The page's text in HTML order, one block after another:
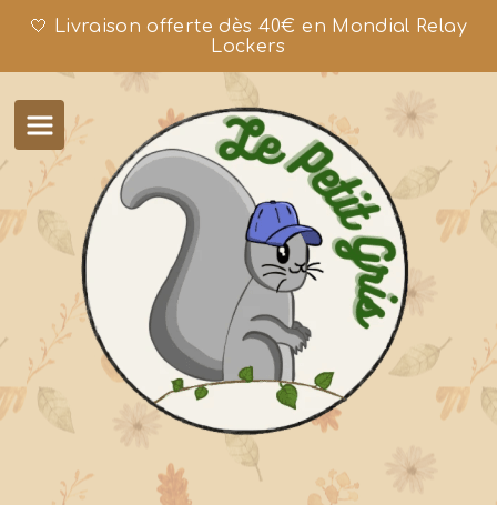
🤍 Livraison offerte dès 40€ en Mondial Relay
Lockers